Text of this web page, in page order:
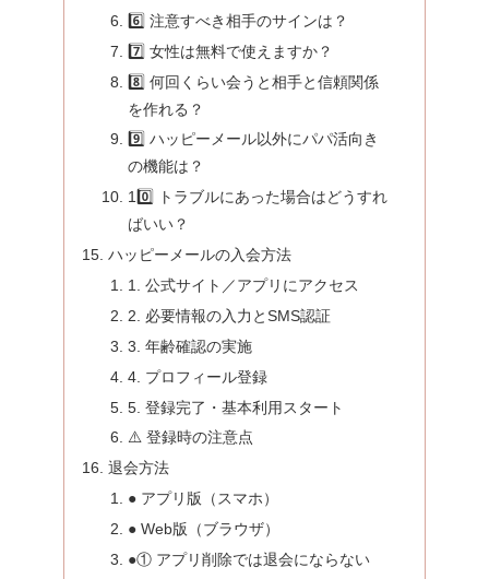
6️⃣ 注意すべき相手のサインは？
7️⃣ 女性は無料で使えますか？
8️⃣ 何回くらい会うと相手と信頼関係
を作れる？
9️⃣ ハッピーメール以外にパパ活向き
の機能は？
10️⃣ トラブルにあった場合はどうすれ
ばいい？
ハッピーメールの入会方法
1. 公式サイト／アプリにアクセス
2. 必要情報の入力とSMS認証
3. 年齢確認の実施
4. プロフィール登録
5. 登録完了・基本利用スタート
⚠️ 登録時の注意点
退会方法
● アプリ版（スマホ）
● Web版（ブラウザ）
●① アプリ削除では退会にならない